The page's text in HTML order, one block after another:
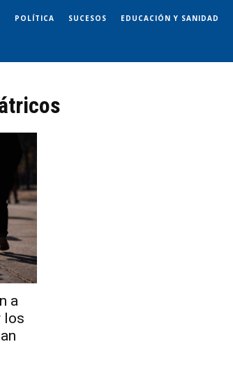
POLÍTICA SUCESOS EDUCACIÓN Y SANIDAD
a
los